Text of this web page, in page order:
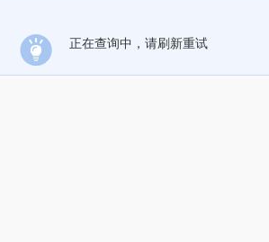
正在查询中，请刷新重试